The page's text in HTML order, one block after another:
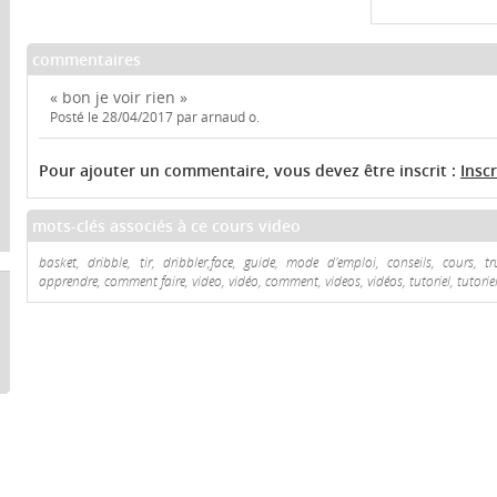
commentaires
« bon je voir rien »
Posté le 28/04/2017 par arnaud o.
Pour ajouter un commentaire, vous devez être inscrit :
mots-clés associés à ce cours video
basket, dribble, tir, dribbler,face, guide, mode d'emploi, conseils, cours,
apprendre, comment faire, video, vidéo, comment, videos, vidéos, tutoriel,